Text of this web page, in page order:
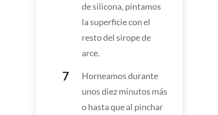
de silicona, pintamos
la superficie con el
resto del sirope de
arce.
Horneamos durante
unos diez minutos más
o hasta que al pinchar